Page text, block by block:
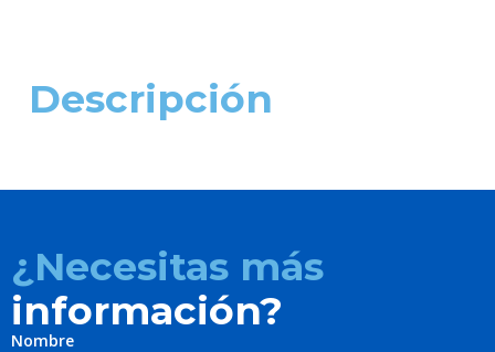
Descripción
¿Necesitas más
información?
Nombre